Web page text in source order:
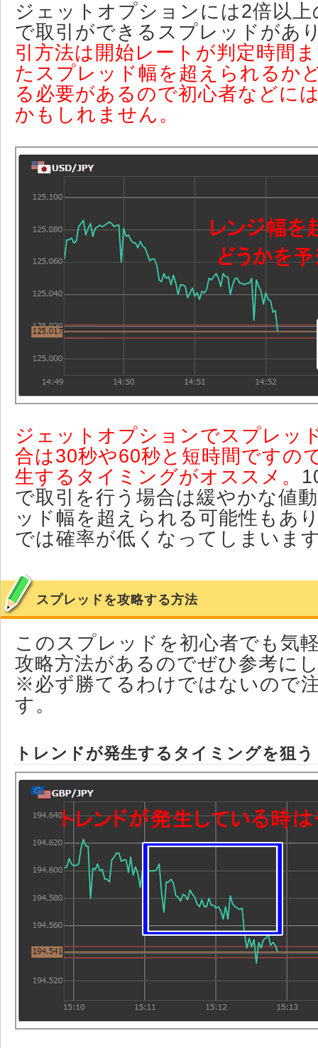
ジェットオプションには2倍以
で取引ができるスプレッドがあ
引方法は開始レートが判定時間
たスプレッド幅を超えられるか
る必要があるので初心者などに
かもしれません。
ジェットオプションでスプレッ
合は30秒や60秒と短時間ですの
生するタイミングがオススメ。
で取引を行う場合は緩やかな値
ッド幅を超えられる可能性もあ
では確率が低くなってしまいま
スプレッドを攻略する方法
このスプレッドを初心者でも気
攻略方法があるのでぜひ参考に
※必ず勝てるわけではないので
す。
トレンドが発生するタイミングを狙う